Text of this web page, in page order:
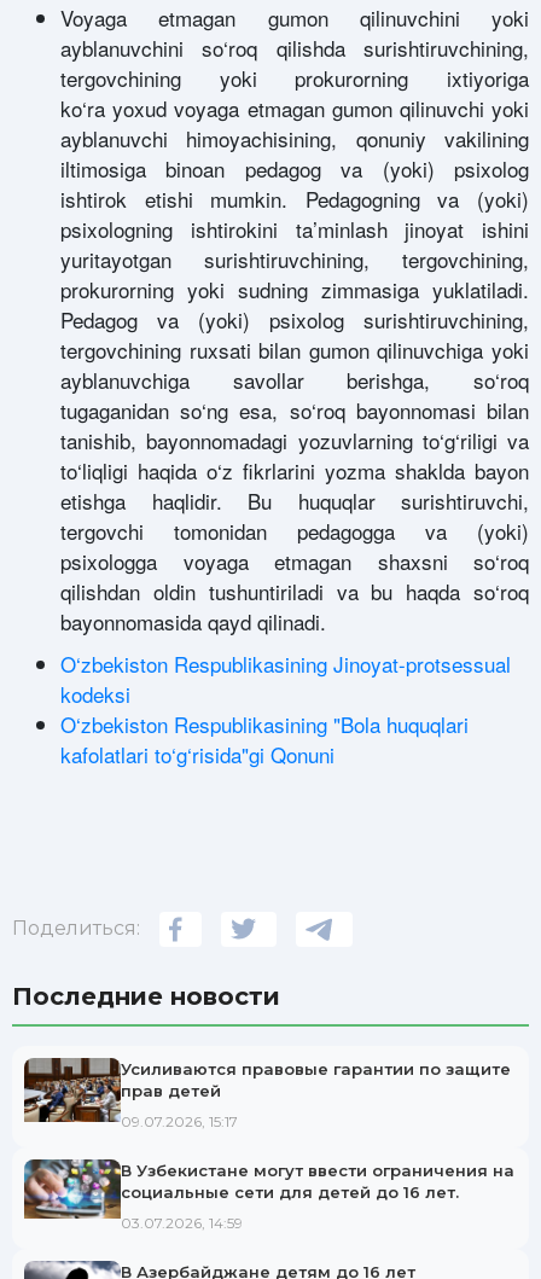
Voyaga etmagan gumon qilinuvchini yoki
ayblanuvchini so‘roq qilishda surishtiruvchining,
tergovchining yoki prokurorning ixtiyoriga
ko‘ra yoxud voyaga etmagan gumon qilinuvchi yoki
ayblanuvchi himoyachisining, qonuniy vakilining
iltimosiga binoan pedagog va (yoki) psixolog
ishtirok etishi mumkin. Pedagogning va (yoki)
psixologning ishtirokini ta’minlash jinoyat ishini
yuritayotgan surishtiruvchining, tergovchining,
prokurorning yoki sudning zimmasiga yuklatiladi.
Pedagog va (yoki) psixolog surishtiruvchining,
tergovchining ruxsati bilan gumon qilinuvchiga yoki
ayblanuvchiga savollar berishga, so‘roq
tugaganidan so‘ng esa, so‘roq bayonnomasi bilan
tanishib, bayonnomadagi yozuvlarning to‘g‘riligi va
to‘liqligi haqida o‘z fikrlarini yozma shaklda bayon
etishga haqlidir. Bu huquqlar surishtiruvchi,
tergovchi tomonidan pedagogga va (yoki)
psixologga voyaga etmagan shaxsni so‘roq
qilishdan oldin tushuntiriladi va bu haqda so‘roq
bayonnomasida qayd qilinadi.
O‘zbekiston Respublikasining Jinoyat-protsessual
kodeksi
O‘zbekiston Respublikasining "Bola huquqlari
kafolatlari to‘g‘risida"gi Qonuni
Поделиться:
Последние новости
Усиливаются правовые гарантии по защите
прав детей
09.07.2026, 15:17
В Узбекистане могут ввести ограничения на
социальные сети для детей до 16 лет.
03.07.2026, 14:59
В Азербайджане детям до 16 лет